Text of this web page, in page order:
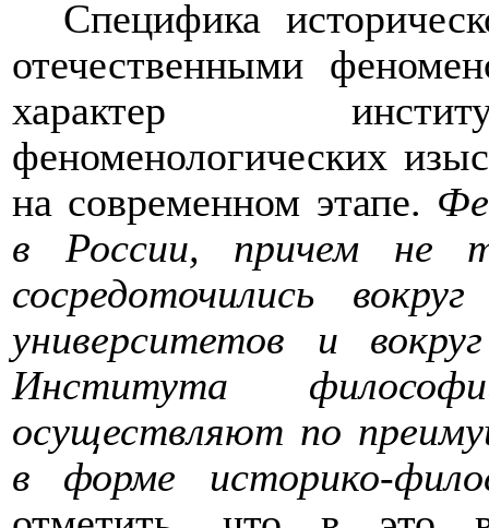
Специфика
отечественными
характер
феноменологических
на современном этапе.
в России, причем не
сосредоточились
университетов и
Института
осуществляют по
в форме историко-